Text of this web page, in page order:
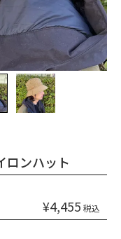
ロンハット
¥4,455 税込